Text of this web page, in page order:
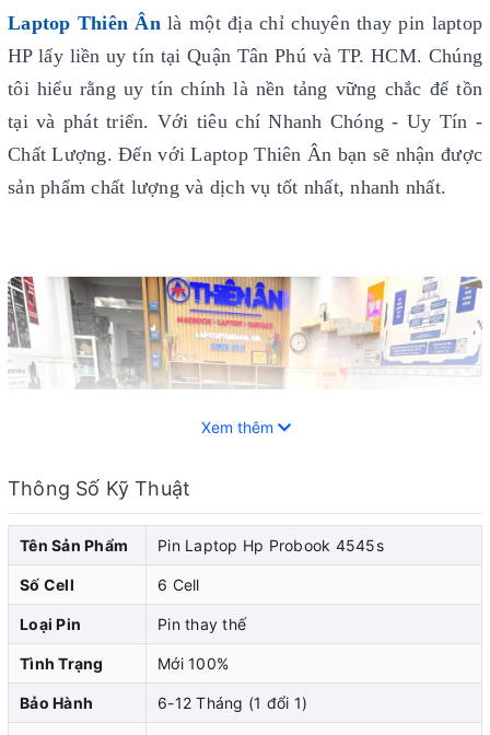
Laptop Thiên Ânlà một địa chỉ chuyên thay pin laptop
HP lấy liền uy tín tại Quận Tân Phú và TP. HCM. Chúng
tôi hiểu rằng uy tín chính là nền tảng vững chắc để tồn
tại và phát triển. Với tiêu chí Nhanh Chóng - Uy Tín -
Chất Lượng. Đến với Laptop Thiên Ân bạn sẽ nhận được
sản phẩm chất lượng và dịch vụ tốt nhất, nhanh nhất.
Pin laptop HP đóng vai trò quan trọng trong việc cung
cấp năng lượng cho laptop hp của bạn. Khi pin laptop
Xem thêm
Thông Số Kỹ Thuật
Tên Sản Phẩm Pin Laptop Hp Probook 4545s
Số Cell 6 Cell
Loại Pin Pin thay thế
Tình Trạng Mới 100%
Bảo Hành 6-12 Tháng (1 đổi 1)